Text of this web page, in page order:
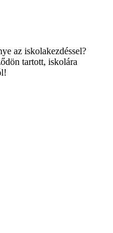
az iskolakezdéssel?
tartott, iskolára